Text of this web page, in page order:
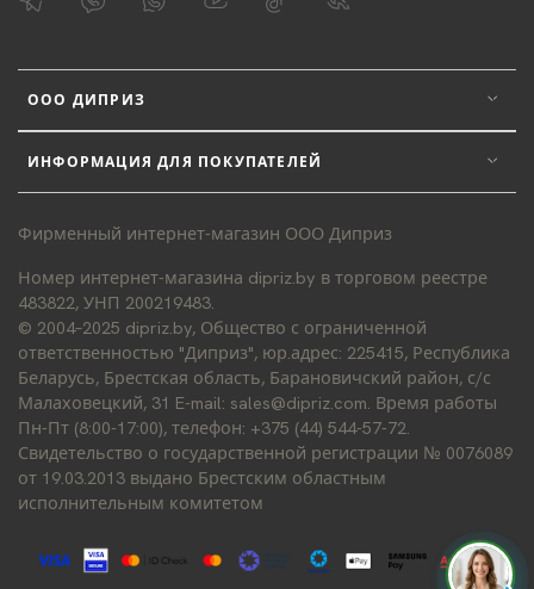
ООО ДИПРИЗ
ИНФОРМАЦИЯ ДЛЯ ПОКУПАТЕЛЕЙ
Фирменный интернет-магазин ООО Диприз
Номер интернет-магазина dipriz.by в торговом реестре
483822, УНП 200219483.
© 2004–2025 dipriz.by, Общество с ограниченной
ответственностью "Диприз", юр.адрес: 225415, Республика
Беларусь, Брестская область, Барановичский район, с/с
Малаховецкий, 31 E-mail: sales@dipriz.com. Время работы
Пн-Пт (8:00-17:00), телефон: +375 (44) 544-57-72.
Свидетельство о государственной регистрации № 0076089
от 19.03.2013 выдано Брестским областным
исполнительным комитетом
Д